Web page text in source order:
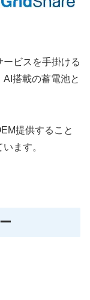
ビスを手掛ける
搭載の蓄電池と
提供すること
ます。